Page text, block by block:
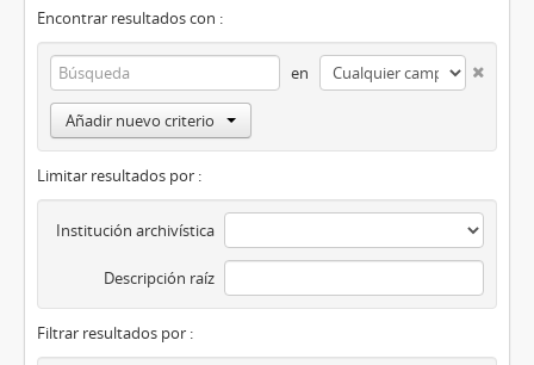
Encontrar resultados con :
en
Añadir nuevo criterio
Limitar resultados por :
Institución archivística
Descripción raíz
Filtrar resultados por :